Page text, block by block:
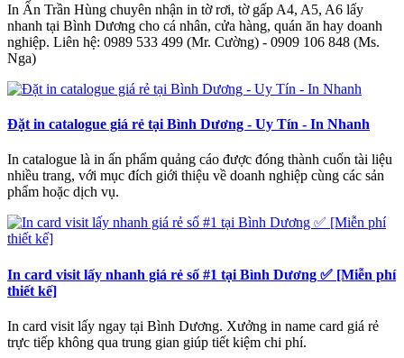
In Ấn Trần Hùng chuyên nhận in tờ rơi, tờ gấp A4, A5, A6 lấy
nhanh tại Bình Dương cho cá nhân, cửa hàng, quán ăn hay doanh
nghiệp. Liên hệ: 0989 533 499 (Mr. Cường) - 0909 106 848 (Ms.
Nga)
Đặt in catalogue giá rẻ tại Bình Dương - Uy Tín - In Nhanh
In catalogue là in ấn phẩm quảng cáo được đóng thành cuốn tài liệu
nhiều trang, với mục đích giới thiệu về doanh nghiệp cùng các sản
phẩm hoặc dịch vụ.
In card visit lấy nhanh giá rẻ số #1 tại Bình Dương ✅ [Miễn phí
thiết kế]
In card visit lấy ngay tại Bình Dương. Xưởng in name card giá rẻ
trực tiếp không qua trung gian giúp tiết kiệm chi phí.